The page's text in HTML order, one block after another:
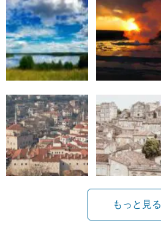
もっと見る